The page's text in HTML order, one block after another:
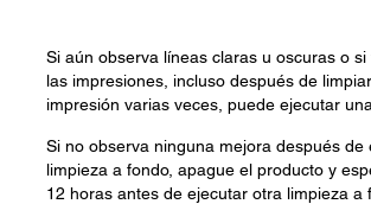
Si aún observa líneas claras u oscuras o
las impresiones, incluso después de
impresión varias veces, puede ejecutar
Si no observa ninguna mejora después de
limpieza a fondo, apague el producto y
12 horas antes de ejecutar otra limpieza a